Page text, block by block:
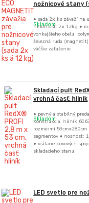
nožnicové stany
• sada 2x ks závaží na
hmotnosť: 2x 12kg •
vonkajšieho obalu:
železná ruda
väčšie zaťaženie
Skladom
Skladací pult
vrchná časť: hliník
• pevný a stabilný
konštrukcia, hliník
rozmermi
segmentov • nosnosť:
• vrátane kovových
skladacieho stanu
Skladom
LED svetlo pre